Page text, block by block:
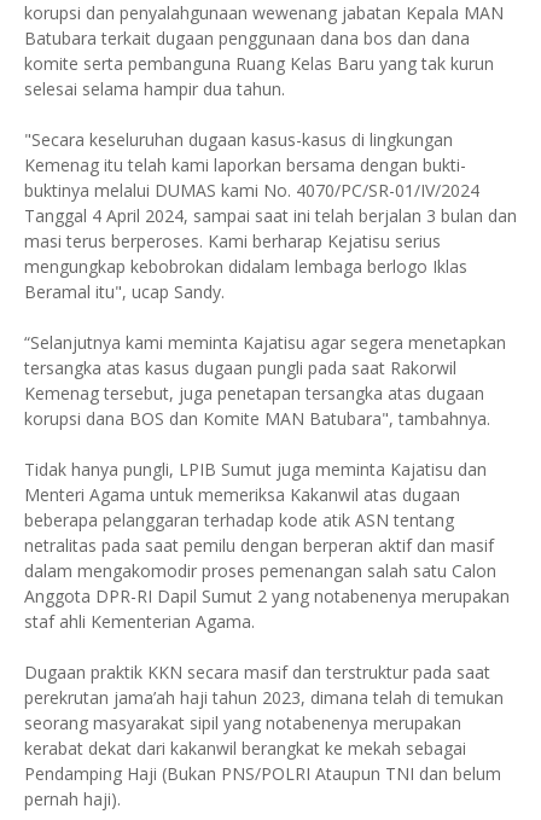
korupsi dan penyalahgunaan wewenang jabatan Kepala MAN
Batubara terkait dugaan penggunaan dana bos dan dana
komite serta pembanguna Ruang Kelas Baru yang tak kurun
selesai selama hampir dua tahun.
"Secara keseluruhan dugaan kasus-kasus di lingkungan
Kemenag itu telah kami laporkan bersama dengan bukti-
buktinya melalui DUMAS kami No. 4070/PC/SR-01/IV/2024
Tanggal 4 April 2024, sampai saat ini telah berjalan 3 bulan dan
masi terus berperoses. Kami berharap Kejatisu serius
mengungkap kebobrokan didalam lembaga berlogo Iklas
Beramal itu", ucap Sandy.
“Selanjutnya kami meminta Kajatisu agar segera menetapkan
tersangka atas kasus dugaan pungli pada saat Rakorwil
Kemenag tersebut, juga penetapan tersangka atas dugaan
korupsi dana BOS dan Komite MAN Batubara", tambahnya.
Tidak hanya pungli, LPIB Sumut juga meminta Kajatisu dan
Menteri Agama untuk memeriksa Kakanwil atas dugaan
beberapa pelanggaran terhadap kode atik ASN tentang
netralitas pada saat pemilu dengan berperan aktif dan masif
dalam mengakomodir proses pemenangan salah satu Calon
Anggota DPR-RI Dapil Sumut 2 yang notabenenya merupakan
staf ahli Kementerian Agama.
Dugaan praktik KKN secara masif dan terstruktur pada saat
perekrutan jama’ah haji tahun 2023, dimana telah di temukan
seorang masyarakat sipil yang notabenenya merupakan
kerabat dekat dari kakanwil berangkat ke mekah sebagai
Pendamping Haji (Bukan PNS/POLRI Ataupun TNI dan belum
pernah haji).